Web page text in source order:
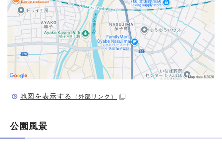
地図を表示する （外部リンク）
公園風景